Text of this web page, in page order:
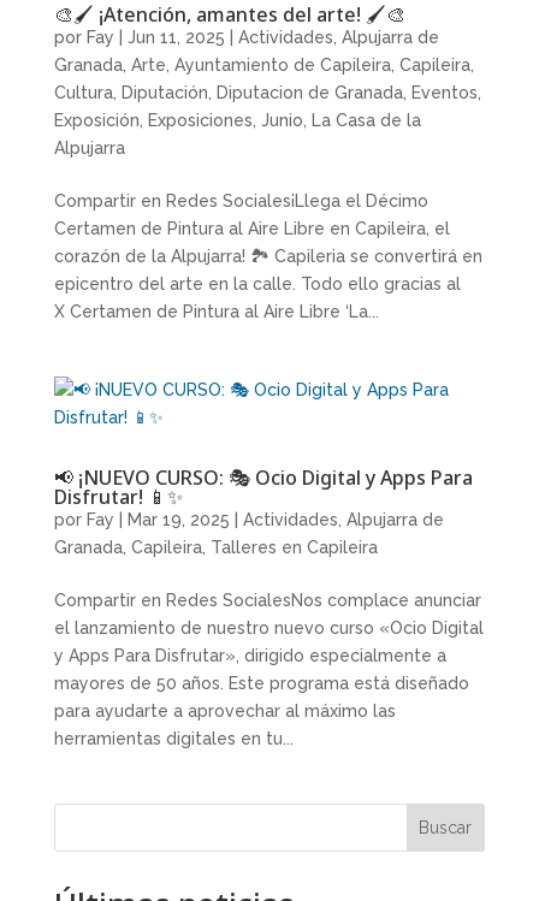
🎨🖌️ ¡Atención, amantes del arte! 🖌️🎨
por Fay Jun 11, 2025 Actividades, Alpujarra de
Granada, Arte, Ayuntamiento de Capileira, Capileira,
Cultura, Diputación, Diputacion de Granada, Eventos,
Exposición, Exposiciones, Junio, La Casa de la
Alpujarra
Compartir en Redes Sociales¡Llega el Décimo
Certamen de Pintura al Aire Libre en Capileira, el
corazón de la Alpujarra! 🏞 Capileria se convertirá en
epicentro del arte en la calle. Todo ello gracias al
X Certamen de Pintura al Aire Libre ‘La...
📢 ¡NUEVO CURSO: 🎭 Ocio Digital y Apps Para
Disfrutar! 📱✨
por Fay Mar 19, 2025 Actividades, Alpujarra de
Granada, Capileira, Talleres en Capileira
Compartir en Redes SocialesNos complace anunciar
el lanzamiento de nuestro nuevo curso «Ocio Digital
y Apps Para Disfrutar», dirigido especialmente a
mayores de 50 años. Este programa está diseñado
para ayudarte a aprovechar al máximo las
herramientas digitales en tu...
Buscar